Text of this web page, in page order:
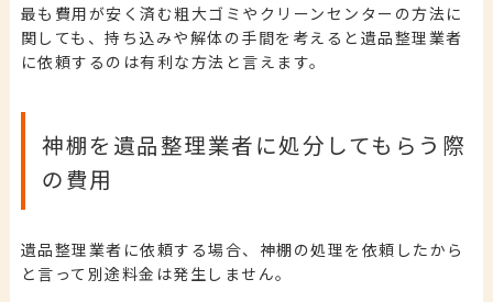
最も費用が安く済む粗大ゴミやクリーンセンターの方法に
関しても、持ち込みや解体の手間を考えると遺品整理業者
に依頼するのは有利な方法と言えます。
神棚を遺品整理業者に処分してもらう際
の費用
遺品整理業者に依頼する場合、神棚の処理を依頼したから
と言って別途料金は発生しません。